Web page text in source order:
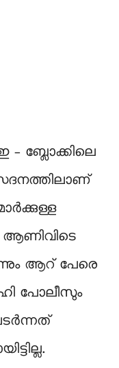
– ബ്ലോക്കിലെ
ആറ് പേരെ
പോലീസും